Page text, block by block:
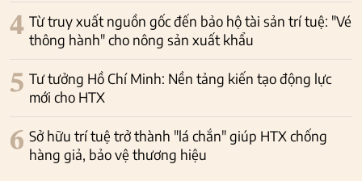
4 Từ truy xuất nguồn gốc đến bảo hộ tài sản trí tuệ: "Vé
thông hành" cho nông sản xuất khẩu
5 Tư tưởng Hồ Chí Minh: Nền tảng kiến tạo động lực
mới cho HTX
6 Sở hữu trí tuệ trở thành "lá chắn" giúp HTX chống
hàng giả, bảo vệ thương hiệu